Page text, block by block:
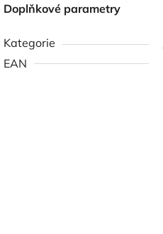
Doplňkové parametry
Kategorie
EAN